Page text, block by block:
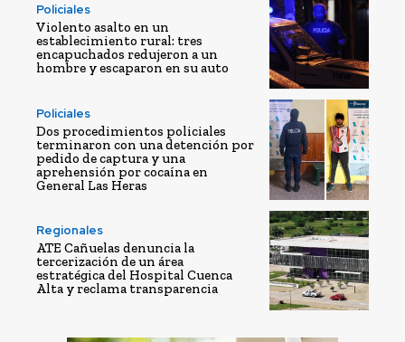
Policiales
Violento asalto en un
establecimiento rural: tres
encapuchados redujeron a un
hombre y escaparon en su auto
Policiales
Dos procedimientos policiales
terminaron con una detención por
pedido de captura y una
aprehensión por cocaína en
General Las Heras
Regionales
ATE Cañuelas denuncia la
tercerización de un área
estratégica del Hospital Cuenca
Alta y reclama transparencia